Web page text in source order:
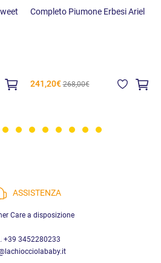
Completo Piumone Erbesi Ariel
241,20€ 268,00€
ASSISTENZA
Care a disposizione
+39 3452280233